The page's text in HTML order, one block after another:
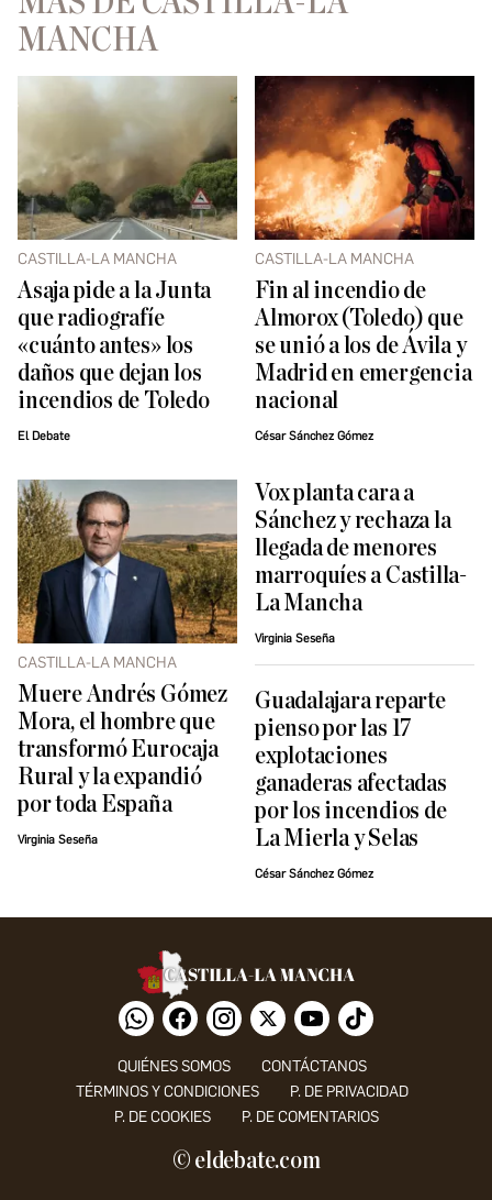
MANCHA
CASTILLA-LA MANCHA
Asaja pide a la Junta
que radiografíe
«cuánto antes» los
daños que dejan los
incendios de Toledo
El Debate
CASTILLA-LA MANCHA
Fin al incendio de
Almorox (Toledo) que
se unió a los de Ávila y
Madrid en emergencia
nacional
César Sánchez Gómez
CASTILLA-LA MANCHA
Muere Andrés Gómez
Mora, el hombre que
transformó Eurocaja
Rural y la expandió
por toda España
Virginia Seseña
Vox planta cara a
Sánchez y rechaza la
llegada de menores
marroquíes a Castilla-
La Mancha
Virginia Seseña
Guadalajara reparte
pienso por las 17
explotaciones
ganaderas afectadas
por los incendios de
La Mierla y Selas
César Sánchez Gómez
QUIÉNES SOMOS
CONTÁCTANOS
TÉRMINOS Y CONDICIONES
P. DE PRIVACIDAD
P. DE COOKIES
P. DE COMENTARIOS
© eldebate.com